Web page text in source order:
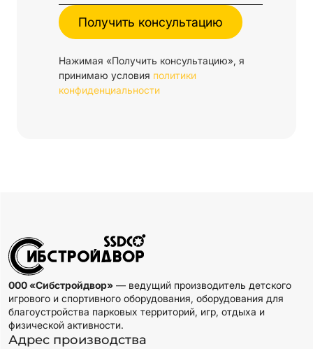
Нажимая «Получить консультацию», я
принимаю условия политики
конфиденциальности
000 «Сибстройдвор» — ведущий производитель детского
игрового и спортивного оборудования, оборудования для
благоустройства парковых территорий, игр, отдыха и
физической активности.
Адрес производства